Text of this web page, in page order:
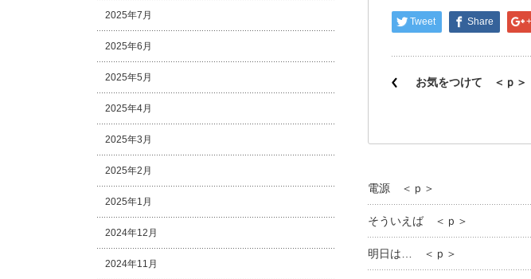
Tweet Share
お気をつけて ＜ｐ＞
電源 ＜ｐ＞
そういえば ＜ｐ＞
明日は… ＜ｐ＞
2025年7月
2025年6月
2025年5月
2025年4月
2025年3月
2025年2月
2025年1月
2024年12月
2024年11月